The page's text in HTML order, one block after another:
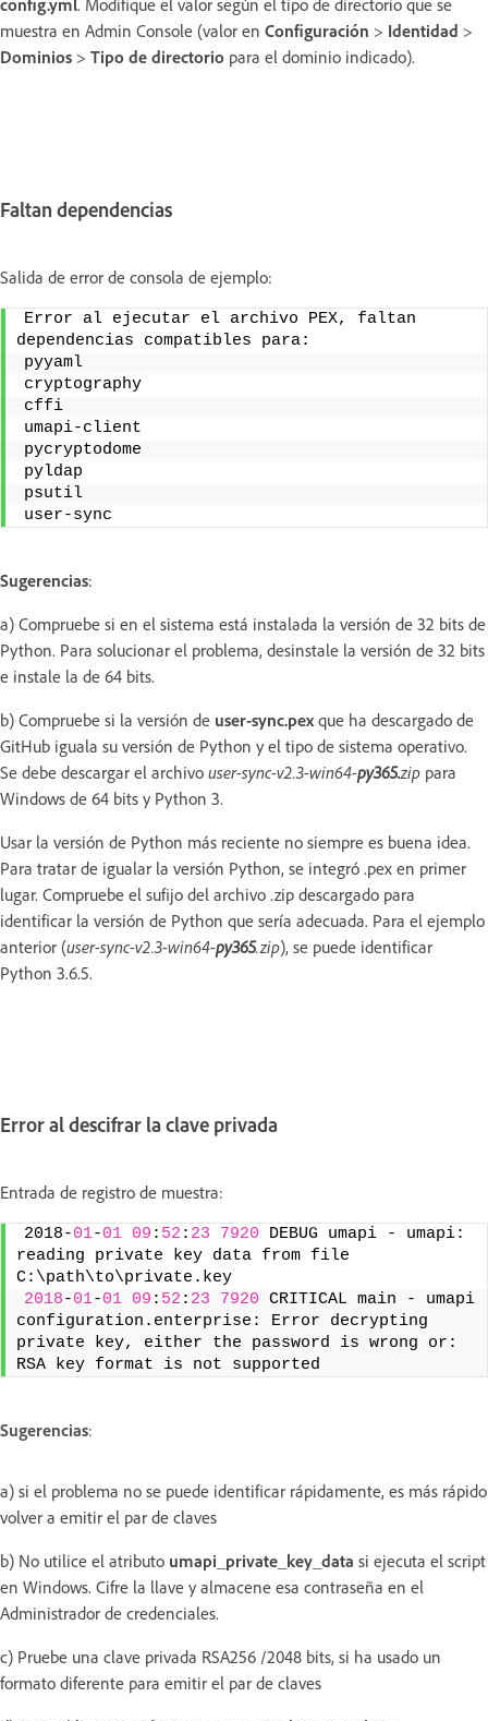
config.yml. Modifique el valor según el tipo de directorio que se
muestra en Admin Console (valor en Configuración > Identidad >
Dominios > Tipo de directorio para el dominio indicado).
Faltan dependencias
Salida de error de consola de ejemplo:
Error al ejecutar el archivo PEX, faltan
dependencias compatibles para:
pyyaml
cryptography
cffi
umapi-client
pycryptodome
pyldap
psutil
user-sync
Sugerencias:
a) Compruebe si en el sistema está instalada la versión de 32 bits de
Python. Para solucionar el problema, desinstale la versión de 32 bits
e instale la de 64 bits.
b) Compruebe si la versión de user-sync.pex que ha descargado de
GitHub iguala su versión de Python y el tipo de sistema operativo.
Se debe descargar el archivo user-sync-v2.3-win64-py365.zip para
Windows de 64 bits y Python 3.
Usar la versión de Python más reciente no siempre es buena idea.
Para tratar de igualar la versión Python, se integró .pex en primer
lugar. Compruebe el sufijo del archivo .zip descargado para
identificar la versión de Python que sería adecuada. Para el ejemplo
anterior (user-sync-v2.3-win64-py365.zip), se puede identificar
Python 3.6.5.
Error al descifrar la clave privada
Entrada de registro de muestra:
2018-01-01 09 : 52 : 23 7920 DEBUG umapi - umapi:
reading private key data from file
C:\path\to\private.key
2018-01-01 09 : 52 : 23 7920 CRITICAL main - umapi
configuration.enterprise: Error decrypting
private key, either the password is wrong or:
RSA key format is not supported
Sugerencias:
a) si el problema no se puede identificar rápidamente, es más rápido
volver a emitir el par de claves
b) No utilice el atributo umapi_private_key_data si ejecuta el script
en Windows. Cifre la llave y almacene esa contraseña en el
Administrador de credenciales.
c) Pruebe una clave privada RSA256 /2048 bits, si ha usado un
formato diferente para emitir el par de claves